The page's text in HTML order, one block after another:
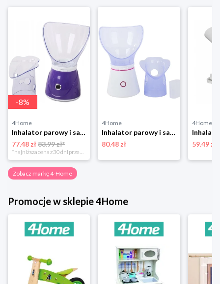
-8%
4Home
Inhalator parowy i sauna do twarzy Purple 4-Home
77.48 zł83.99 zł*
4Home
Inhalator parowy i sauna do twarzy 4-Home
80.48 zł
4Home
59.49 zł
Zobacz markę 4-Home
Promocje w sklepie 4Home